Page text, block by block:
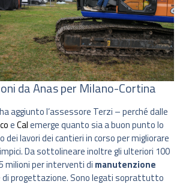
da Anas per Milano-Cortina
aggiunto l’assessore Terzi – perché dalle
eCalemerge quanto sia a buon punto lo
lavori dei cantieri in corso per migliorare
Da sottolineare inoltre gli ulteriori 100
milioni per interventi di manutenzione
di progettazione. Sono legati soprattutto